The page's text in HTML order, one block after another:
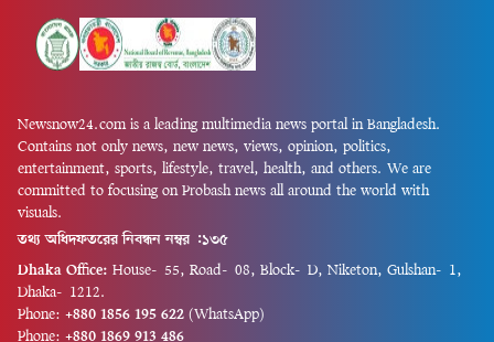
Newsnow24.com is a leading multimedia news portal in Bangladesh.
Contains not only news, new news, views, opinion, politics,
entertainment, sports, lifestyle, travel, health, and others. We are
committed to focusing on Probash news all around the world with
visuals.
তথ্য অধিদফতরের নিবন্ধন নম্বর :১৩৫
Dhaka Office: House-55, Road-08, Block-D, Niketon, Gulshan-1,
Dhaka-1212.
Phone: +880 1856 195 622 (WhatsApp)
Phone: +880 1869 913 486